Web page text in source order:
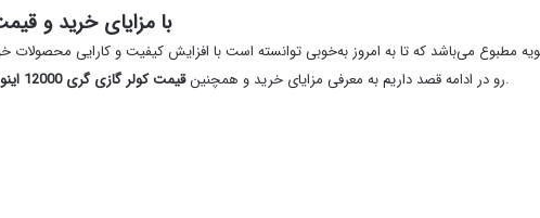
با مزایای خرید و قیمت کولر
می‌باشد که تا به امروز به‌خوبی توانسته است با افزایش کیفیت و کارایی محصولات
رو در ادامه قصد داریم به معرفی مزایای خرید و همچنینقیمت کولر گازی گری 12000 اینورتر نیم‌نگاهی داشته باشیم. لطفاً با ما تا به انتها همراه باشید.